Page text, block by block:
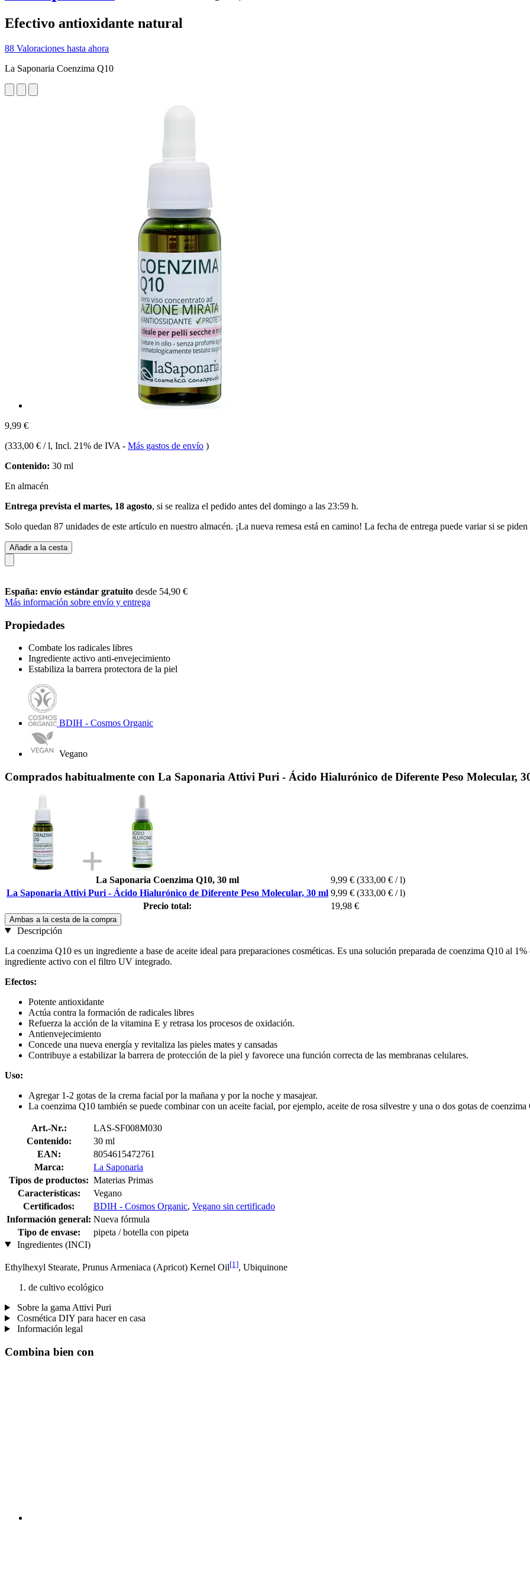
Efectivo antioxidante natural
88 Valoraciones hasta ahora
La Saponaria Coenzima Q10
9,99 €
(333,00 € / l, Incl. 21% de IVA - Más gastos de envío )
Contenido: 30 ml
En almacén
Entrega prevista el martes, 18 agosto, si se realiza el pedido antes del domingo a las 23:59 h.
Solo quedan 87 unidades de este artículo en nuestro almacén. ¡La nueva remesa está en camino! La fecha de entrega puede variar si se
Añadir a la cesta
España: envío estándar gratuito desde 54,90 €
Más información sobre envío y entrega
Propiedades
Combate los radicales libres
Ingrediente activo anti-envejecimiento
Estabiliza la barrera protectora de la piel
BDIH - Cosmos Organic
Vegano
Comprados habitualmente con La Saponaria Attivi Puri - Ácido Hialurónico de Diferente Peso Molecular,
La Saponaria Coenzima Q10, 30 ml 9,99 € (333,00 € / l)
La Saponaria Attivi Puri - Ácido Hialurónico de Diferente Peso Molecular, 30 ml 9,99 € (333,00 € / l)
Precio total:
19,98 €
Ambas a la cesta de la compra
Descripción
La coenzima Q10 es un ingrediente a base de aceite ideal para preparaciones cosméticas. Es una solución preparada de coenzima Q10 al
ingrediente activo con el filtro UV integrado.
Efectos:
Potente antioxidante
Actúa contra la formación de radicales libres
Refuerza la acción de la vitamina E y retrasa los procesos de oxidación.
Antienvejecimiento
Concede una nueva energía y revitaliza las pieles mates y cansadas
Contribuye a estabilizar la barrera de protección de la piel y favorece una función correcta de las membranas celulares.
Uso:
Agregar 1-2 gotas de la crema facial por la mañana y por la noche y masajear.
La coenzima Q10 también se puede combinar con un aceite facial, por ejemplo, aceite de rosa silvestre y una o dos gotas de
Art.-Nr.:
LAS-SF008M030
Contenido:
30 ml
EAN:
8054615472761
Marca:
La Saponaria
Tipos de productos: Materias Primas
Características:
Vegano
Certificados:
BDIH - Cosmos Organic, Vegano sin certificado
Información general: Nueva fórmula
Tipo de envase:
pipeta / botella con pipeta
Ingredientes (INCI)
Ethylhexyl Stearate, Prunus Armeniaca (Apricot) Kernel Oil[1], Ubiquinone
de cultivo ecológico
Sobre la gama Attivi Puri
Cosmética DIY para hacer en casa
Información legal
Combina bien con